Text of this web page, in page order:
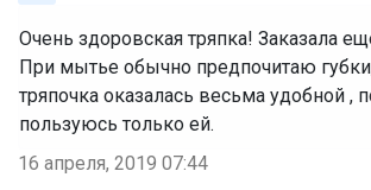
Очень здоровская тряпка! Заказала
При мытье обычно предпочитаю
тряпочка оказалась весьма удобной ,
пользуюсь только ей.
16 апреля, 2019 07:44